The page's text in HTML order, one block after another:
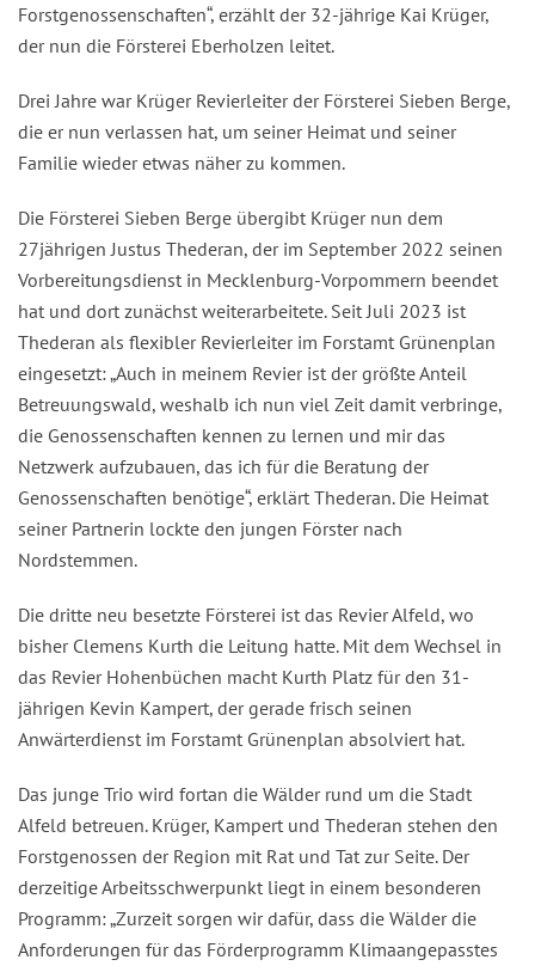
Forstgenossenschaften“, erzählt der 32-jährige Kai Krüger,
der nun die Försterei Eberholzen leitet.
Drei Jahre war Krüger Revierleiter der Försterei Sieben Berge,
die er nun verlassen hat, um seiner Heimat und seiner
Familie wieder etwas näher zu kommen.
Die Försterei Sieben Berge übergibt Krüger nun dem
27jährigen Justus Thederan, der im September 2022 seinen
Vorbereitungsdienst in Mecklenburg-Vorpommern beendet
hat und dort zunächst weiterarbeitete. Seit Juli 2023 ist
Thederan als flexibler Revierleiter im Forstamt Grünenplan
eingesetzt: „Auch in meinem Revier ist der größte Anteil
Betreuungswald, weshalb ich nun viel Zeit damit verbringe,
die Genossenschaften kennen zu lernen und mir das
Netzwerk aufzubauen, das ich für die Beratung der
Genossenschaften benötige“, erklärt Thederan. Die Heimat
seiner Partnerin lockte den jungen Förster nach
Nordstemmen.
Die dritte neu besetzte Försterei ist das Revier Alfeld, wo
bisher Clemens Kurth die Leitung hatte. Mit dem Wechsel in
das Revier Hohenbüchen macht Kurth Platz für den 31-
jährigen Kevin Kampert, der gerade frisch seinen
Anwärterdienst im Forstamt Grünenplan absolviert hat.
Das junge Trio wird fortan die Wälder rund um die Stadt
Alfeld betreuen. Krüger, Kampert und Thederan stehen den
Forstgenossen der Region mit Rat und Tat zur Seite. Der
derzeitige Arbeitsschwerpunkt liegt in einem besonderen
Programm: „Zurzeit sorgen wir dafür, dass die Wälder die
Anforderungen für das Förderprogramm Klimaangepasstes